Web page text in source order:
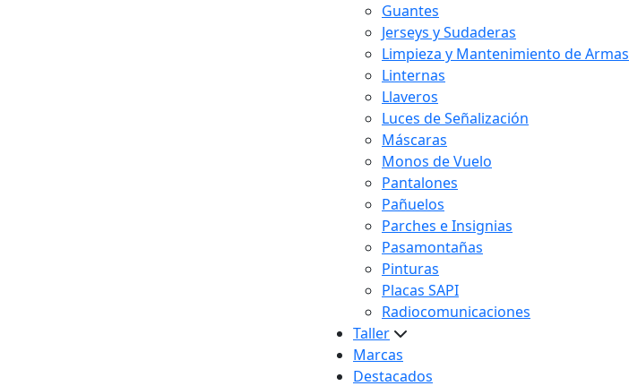
Guantes
Jerseys y Sudaderas
Limpieza y Mantenimiento de Armas
Linternas
Llaveros
Luces de Señalización
Máscaras
Monos de Vuelo
Pantalones
Pañuelos
Parches e Insignias
Pasamontañas
Pinturas
Placas SAPI
Radiocomunicaciones
Taller
Marcas
Destacados